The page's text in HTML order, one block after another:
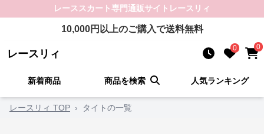
レーススカート専門通販サイト レースリィ
10,000円以上のご購入で送料無料
レースリィ 0 0
新着商品 商品を検索 人気ランキング
レースリィ TOP › タイトの一覧